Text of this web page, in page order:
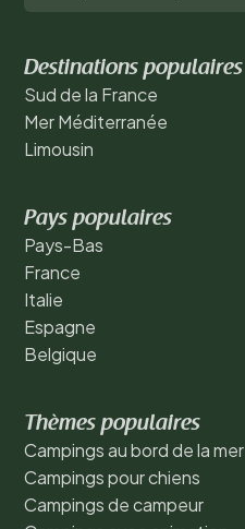
Destinations populaires
Sud de la France
Mer Méditerranée
Limousin
Pays populaires
Pays-Bas
France
Italie
Espagne
Belgique
Thèmes populaires
Campings au bord de la mer
Campings pour chiens
Campings de campeur